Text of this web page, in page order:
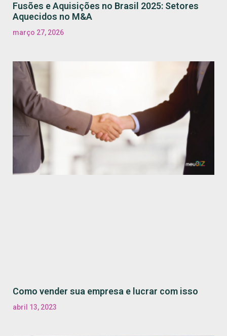
Fusões e Aquisições no Brasil 2025: Setores
Aquecidos no M&A
março 27, 2026
Como vender sua empresa e lucrar com isso
abril 13, 2023